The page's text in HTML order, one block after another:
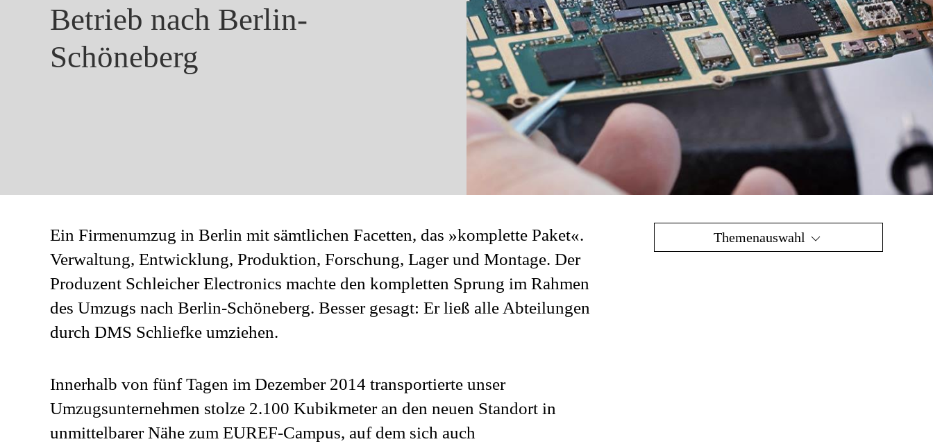
Betrieb nach Berlin-
Schöneberg
Ein Firmenumzug in Berlin mit sämtlichen Facetten, das »komplette Paket«.
Verwaltung, Entwicklung, Produktion, Forschung, Lager und Montage. Der
Produzent Schleicher Electronics machte den kompletten Sprung im Rahmen
des Umzugs nach Berlin-Schöneberg. Besser gesagt: Er ließ alle Abteilungen
durch DMS Schliefke umziehen.
Innerhalb von fünf Tagen im Dezember 2014 transportierte unser
Umzugsunternehmen stolze 2.100 Kubikmeter an den neuen Standort in
unmittelbarer Nähe zum EUREF-Campus, auf dem sich auch
Themenauswahl